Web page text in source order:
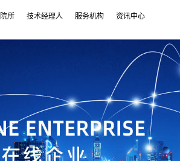
所 技术经理人 服务机构 资讯中心